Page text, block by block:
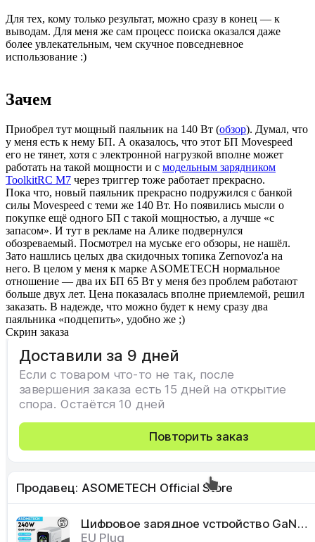
Для тех, кому только результат, можно сразу в конец — к
выводам. Для меня же сам процесс поиска оказался даже
более увлекательным, чем скучное повседневное
использование :)
Зачем
Приобрел тут мощный паяльник на 140 Вт (обзор). Думал, что
у меня есть к нему БП. А оказалось, что этот БП Movespeed
его не тянет, хотя с электронной нагрузкой вполне может
работать на такой мощности и с модельным зарядником
ToolkitRC M7 через триггер тоже работает прекрасно.
Пока что, новый паяльник прекрасно подружился с банкой
силы Movespeed с теми же 140 Вт. Но появились мысли о
покупке ещё одного БП с такой мощностью, а лучше «с
запасом». И тут в рекламе на Алике подвернулся
обозреваемый. Посмотрел на муське его обзоры, не нашёл.
Зато нашлись целых два скидочных топика Zernovoz'а на
него. В целом у меня к марке ASOMETECH нормальное
отношение — два их БП 65 Вт у меня без проблем работают
больше двух лет. Цена показалась вполне приемлемой, решил
заказать. В надежде, что можно будет к нему сразу два
паяльника «подцепить», удобно же ;)
Скрин заказа